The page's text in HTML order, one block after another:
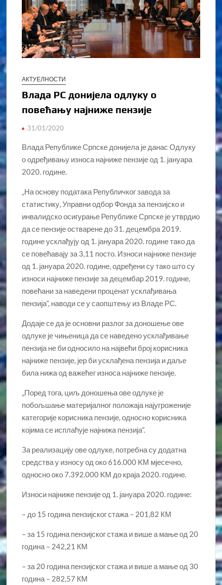
АКТУЕЛНОСТИ
Влада РС донијела одлуку о
повећању најниже пензије
31/01/2020
Влада Републике Српске донијела је данас Одлуку
о одређивању износа најниже пензије од 1. јануара
2020. године.
„На основу података Републичког завода за
статистику, Управни одбор Фонда за пензијско и
инвалидско осигурање Републике Српске је утврдио
да се пензије остварене до 31. децембра 2019.
године усклађују од 1. јануара 2020. године тако да
се повећавају за 3,11 посто. Износи најниже пензије
од 1. јануара 2020. године, одређени су тако што су
износи најниже пензије за децембар 2019. године,
повећани за наведени проценат усклађивања
пензија“, наводи се у саопштењу из Владе РС.
Додаје се да је основни разлог за доношење ове
одлуке је чињеница да се наведено усклађивање
пензија не би односило на највећи број корисника
најниже пензије, јер би усклађена пензија и даље
била нижа од важећег износа најниже пензије.
„Поред тога, циљ доношења ове одлуке је
побољшање материјалног положаја најугроженије
категорије корисника пензије, односно корисника
којима се исплаћује најнижа пензија“.
За реализацију ове одлуке, потребна су додатна
средства у износу од око 616.000 KМ мјесечно,
односно око 7.392.000 KМ до краја 2020. године.
Износи најниже пензије од 1. јануара 2020. године:
– до 15 година пензијског стажа – 201,82 КМ
– за 15 година пензијског стажа и више а мање од 20
година – 242,21 КМ
– за 20 година пензијског стажа и више а мање од 30
година – 282,57 КМ